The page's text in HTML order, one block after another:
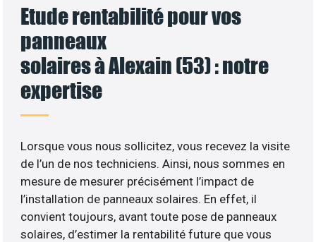
Etude rentabilité pour vos
panneaux
solaires à Alexain (53) : notre
expertise
Lorsque vous nous sollicitez, vous recevez la visite
de l’un de nos techniciens. Ainsi, nous sommes en
mesure de mesurer précisément l’impact de
l’installation de panneaux solaires. En effet, il
convient toujours, avant toute pose de panneaux
solaires, d’estimer la rentabilité future que vous